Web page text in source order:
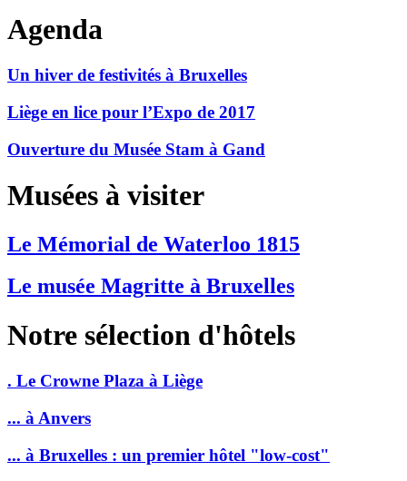
Agenda
Un hiver de festivités à Bruxelles
Liège en lice pour l’Expo de 2017
Ouverture du Musée Stam à Gand
Musées à visiter
Le Mémorial de Waterloo 1815
Le musée Magritte à Bruxelles
Notre sélection d'hôtels
. Le Crowne Plaza à Liège
... à Anvers
... à Bruxelles : un premier hôtel "low-cost"